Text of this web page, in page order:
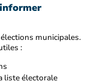
municipales.
:
liste électorale